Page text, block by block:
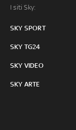
I siti Sky:
SKY SPORT
SKY TG24
SKY VIDEO
SKY ARTE